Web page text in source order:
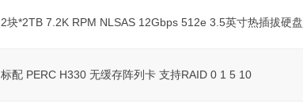
2块*2TB 7.2K RPM NLSAS 12Gbps 512e 3.5英寸热插拔硬盘
标配 PERC H330 无缓存阵列卡 支持RAID 0 1 5 10